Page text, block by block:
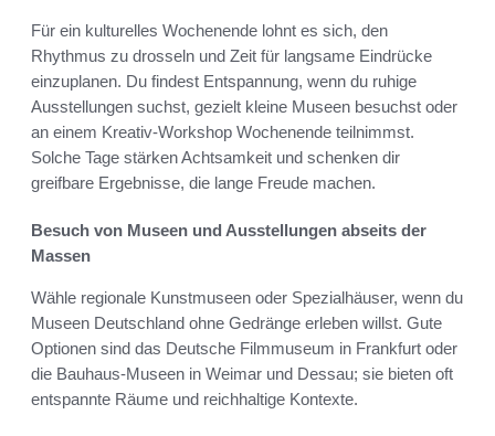
Für ein kulturelles Wochenende lohnt es sich, den
Rhythmus zu drosseln und Zeit für langsame Eindrücke
einzuplanen. Du findest Entspannung, wenn du ruhige
Ausstellungen suchst, gezielt kleine Museen besuchst oder
an einem Kreativ-Workshop Wochenende teilnimmst.
Solche Tage stärken Achtsamkeit und schenken dir
greifbare Ergebnisse, die lange Freude machen.
Besuch von Museen und Ausstellungen abseits der
Massen
Wähle regionale Kunstmuseen oder Spezialhäuser, wenn du
Museen Deutschland ohne Gedränge erleben willst. Gute
Optionen sind das Deutsche Filmmuseum in Frankfurt oder
die Bauhaus-Museen in Weimar und Dessau; sie bieten oft
entspannte Räume und reichhaltige Kontexte.